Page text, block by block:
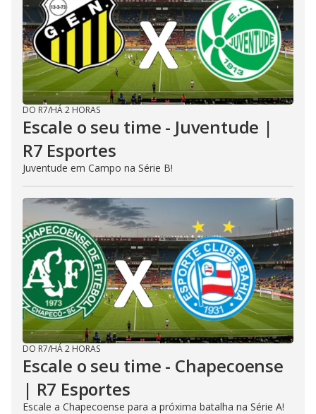
DO R7/HÁ 2 HORAS
Escale o seu time - Juventude |
R7 Esportes
Juventude em Campo na Série B!
DO R7/HÁ 2 HORAS
Escale o seu time - Chapecoense
| R7 Esportes
Escale a Chapecoense para a próxima batalha na Série A!